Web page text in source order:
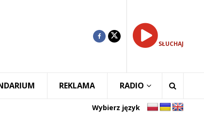
SŁUCHAJ
REKLAMA RADIO
Wybierz język